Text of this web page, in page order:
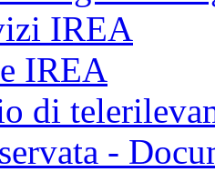
IREA
IREA
di
-